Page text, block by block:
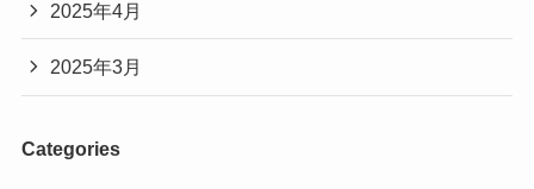
2025年4月
2025年3月
Categories